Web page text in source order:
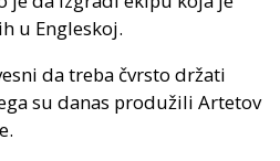
u Engleskoj.
da treba čvrsto držati
su danas produžili Artetov